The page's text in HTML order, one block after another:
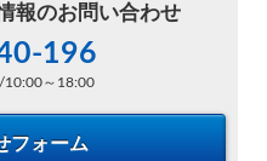
報のお問い合わせ
196
10:00～18:00
フォーム